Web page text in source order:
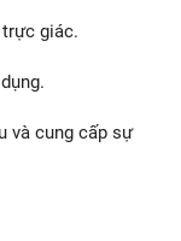
giác.
và cung cấp sự